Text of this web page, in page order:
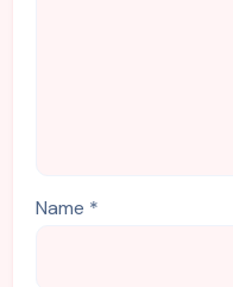
Name *